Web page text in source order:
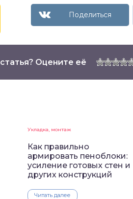
Оцените её
Укладка, монтаж
Как правильно
армировать пеноблоки:
усиление готовых стен и
других конструкций
Читать далее